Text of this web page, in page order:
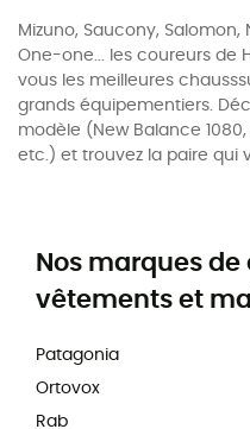
Mizuno, Saucony, Salomon,
One-one... les coureurs de
vous les meilleures
grands équipementiers.
modèle (New Balance
etc.) et trouvez la paire qui
Nos marques
vêtements et
Patagonia
Ortovox
Rab